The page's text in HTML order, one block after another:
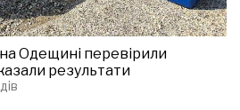
Одещині перевірили
результати